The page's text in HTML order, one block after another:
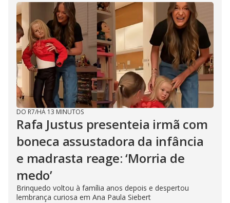
DO R7/HÁ 13 MINUTOS
Rafa Justus presenteia irmã com
boneca assustadora da infância
e madrasta reage: ‘Morria de
medo’
Brinquedo voltou à família anos depois e despertou
lembrança curiosa em Ana Paula Siebert